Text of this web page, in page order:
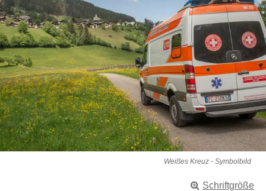
Weißes Kreuz - Symbolbild
Schriftgröße